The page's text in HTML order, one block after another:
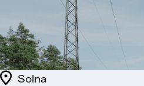
Solna